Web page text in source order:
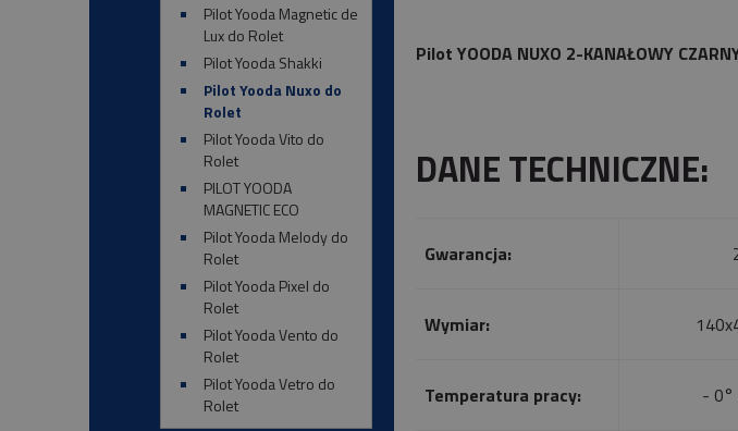
Pilot Yooda Magnetic de
Lux do Rolet
Pilot Yooda Shakki
Pilot Yooda Nuxo do
Rolet
Pilot Yooda Vito do
Rolet
PILOT YOODA
MAGNETIC ECO
Pilot Yooda Melody do
Rolet
Pilot Yooda Pixel do
Rolet
Pilot Yooda Vento do
Rolet
Pilot Yooda Vetro do
Rolet
Pilot YOODA NUXO 2-KANAŁOWY
DANE TECHNICZNE:
Gwarancja:
Wymiar:
Temperatura pracy: - 0°